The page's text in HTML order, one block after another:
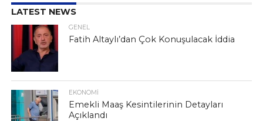
LATEST NEWS
GENEL
Fatih Altaylı’dan Çok Konuşulacak İddia
EKONOMI
Emekli Maaş Kesintilerinin Detayları
Açıklandı